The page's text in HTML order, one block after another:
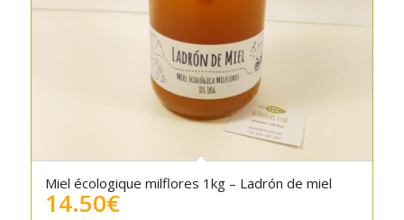
Miel écologique milflores 1kg – Ladrón de miel
14.50€